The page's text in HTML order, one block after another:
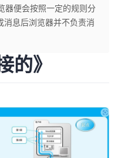
器便会按照一定的规则分
消息后浏览器并不负责消
的》